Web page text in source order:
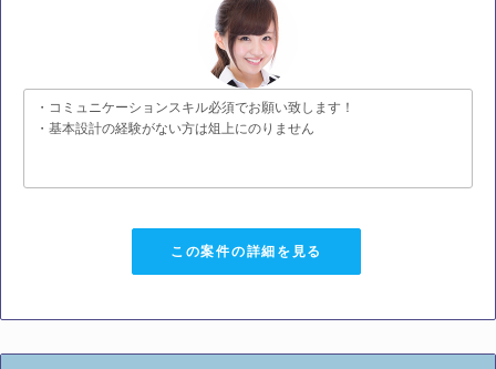
・コミュニケーションスキル必須でお願い致します！
・基本設計の経験がない方は俎上にのりません
この案件の詳細を見る